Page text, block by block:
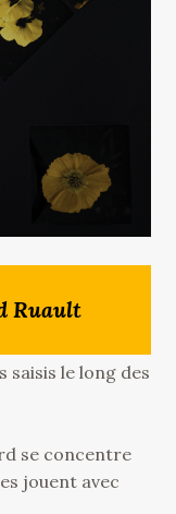
Ruault
saisis le long des
se concentre
jouent avec